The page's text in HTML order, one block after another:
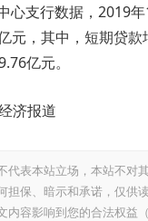
心支行数据，2019
元，其中，短期贷款
亿元。
济报道
代表本站立场，本站不对
担保、暗示和承诺，仅供
内容影响到您的合法权益